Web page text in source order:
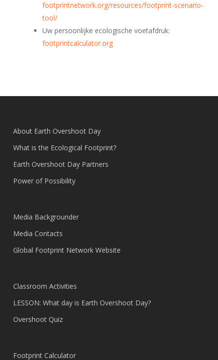
footprintnetwork.org/resources/footprint-scenario-
tool/
Uw persoonlijke ecologische voetafdruk:
footprintcalculator.org
About Earth Overshoot Day
What is the Ecological Footprint?
Earth Overshoot Day Partners
Power of Possibility
Media Backgrounder
Media Contacts
Global Footprint Network Website
Classroom Activities
LESSON: What day is Earth Overshoot Day?
Overshoot Quiz
Footprint Calculator